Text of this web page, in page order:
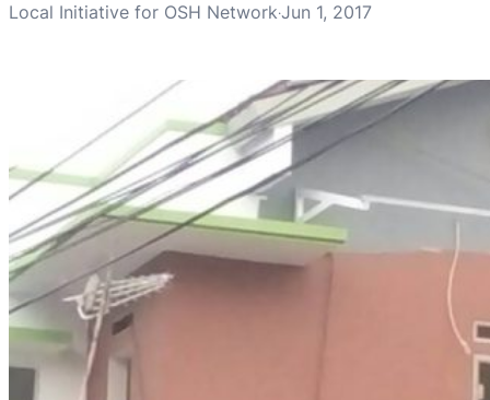
Local Initiative for OSH Network·Jun 1, 2017